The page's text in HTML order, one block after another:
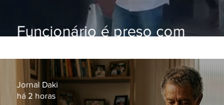
Funcionário é preso com
Hospital do Andaraí
Jornal Daki
há 2 horas